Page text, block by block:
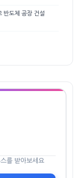
도체 공장 건설
를 받아보세요